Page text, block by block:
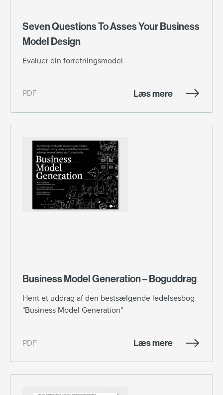
Seven Questions To Asses Your Business
Model Design
Evaluer din forretningsmodel
PDF Læs mere
Business Model Generation – Boguddrag
Hent et uddrag af den bestsælgende ledelsesbog
"Business Model Generation"
PDF Læs mere